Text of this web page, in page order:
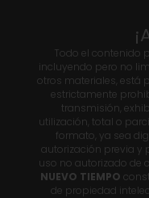
Todo el contenido
incluyendo pero no
otros materiales, está
estrictamente
transmisión,
utilización, total o
formato, ya sea
autorización previa y
uso no autorizado de
NUEVO TIEMPO
de propiedad